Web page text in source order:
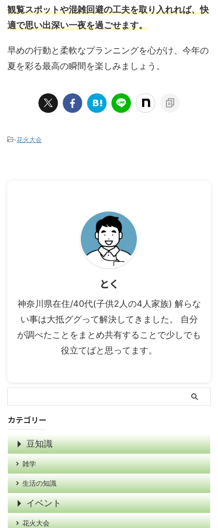
観覧スポットや混雑回避の工夫を取り入れれば、快
適で思い出深い一夜を過ごせます。
早めの行動と柔軟なプランニングを心がけ、今年の
夏を彩る最高の瞬間を楽しみましょう。
-花火大会
とく
神奈川県在住/40代(子供2人の4人家族) 解らな
い事は大抵ググって解決してきました。 自分
が調べたことをまとめ共有することで少しでも
役立てばと思ってます。
カテゴリー
豆知識
雑学
生活の知識
イベント
花火大会